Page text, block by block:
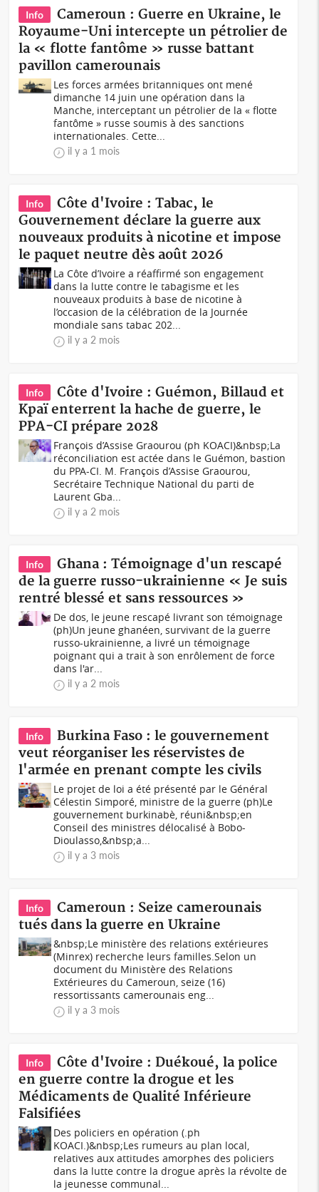
Info
Cameroun : Guerre en Ukraine, le
Royaume-Uni intercepte un pétrolier de
la « flotte fantôme » russe battant
pavillon camerounais
Les forces armées britanniques ont mené
dimanche 14 juin une opération dans la
Manche, interceptant un pétrolier de la « flotte
fantôme » russe soumis à des sanctions
internationales. Cette...
il y a 1 mois
Info
Côte d'Ivoire : Tabac, le
Gouvernement déclare la guerre aux
nouveaux produits à nicotine et impose
le paquet neutre dès août 2026
La Côte d’Ivoire a réaffirmé son engagement
dans la lutte contre le tabagisme et les
nouveaux produits à base de nicotine à
l’occasion de la célébration de la Journée
mondiale sans tabac 202...
il y a 2 mois
Info
Côte d'Ivoire : Guémon, Billaud et
Kpaï enterrent la hache de guerre, le
PPA-CI prépare 2028
François d’Assise Graourou (ph KOACI)&nbsp;La
réconciliation est actée dans le Guémon, bastion
du PPA-CI. M. François d’Assise Graourou,
Secrétaire Technique National du parti de
Laurent Gba...
il y a 2 mois
Info
Ghana : Témoignage d'un rescapé
de la guerre russo-ukrainienne « Je suis
rentré blessé et sans ressources »
De dos, le jeune rescapé livrant son témoignage
(ph)Un jeune ghanéen, survivant de la guerre
russo-ukrainienne, a livré un témoignage
poignant qui a trait à son enrôlement de force
dans l'ar...
il y a 2 mois
Info
Burkina Faso : le gouvernement
veut réorganiser les réservistes de
l'armée en prenant compte les civils
Le projet de loi a été présenté par le Général
Célestin Simporé, ministre de la guerre (ph)Le
gouvernement burkinabè, réuni&nbsp;en
Conseil des ministres délocalisé à Bobo-
Dioulasso,&nbsp;a...
il y a 3 mois
Info
Cameroun : Seize camerounais
tués dans la guerre en Ukraine
&nbsp;Le ministère des relations extérieures
(Minrex) recherche leurs familles.Selon un
document du Ministère des Relations
Extérieures du Cameroun, seize (16)
ressortissants camerounais eng...
il y a 3 mois
Info
Côte d'Ivoire : Duékoué, la police
en guerre contre la drogue et les
Médicaments de Qualité Inférieure
Falsifiées
Des policiers en opération (.ph
KOACI.)&nbsp;Les rumeurs au plan local,
relatives aux attitudes amorphes des policiers
dans la lutte contre la drogue après la révolte de
la jeunesse communal...